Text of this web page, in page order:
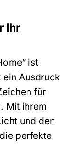
Ihr
ist
ein Ausdruck
für
Mit ihrem
und den
perfekte